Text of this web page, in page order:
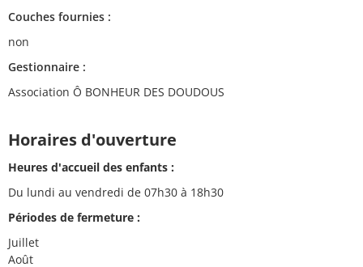
Couches fournies :
non
Gestionnaire :
Association Ô BONHEUR DES DOUDOUS
Horaires d'ouverture
Heures d'accueil des enfants :
Du lundi au vendredi de 07h30 à 18h30
Périodes de fermeture :
Juillet
Août